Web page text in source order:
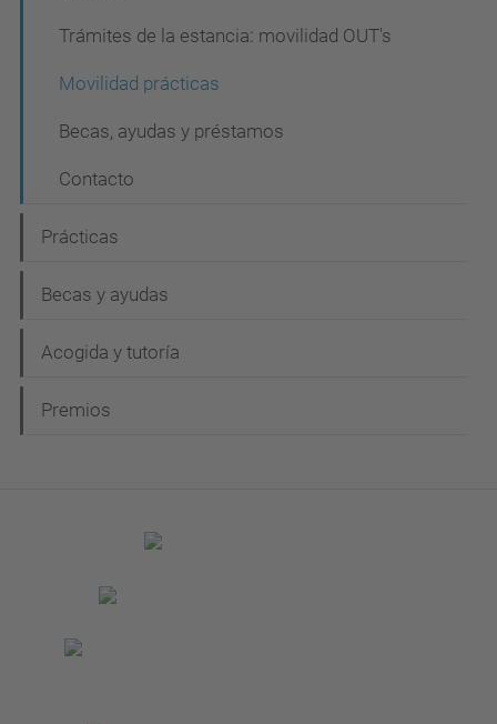
Trámites de la estancia: movilidad OUT's
Movilidad prácticas
Becas, ayudas y préstamos
Contacto
Prácticas
Becas y ayudas
Acogida y tutoría
Premios